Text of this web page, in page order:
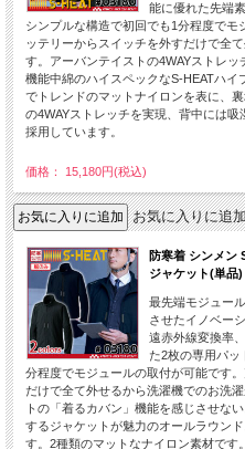
能に優れた先端
シンプルな構造で初回でも1分程度で
ッテリーからスイッチを外すだけで全
す。アーバンテイストの4WAYストレ
機能中綿のハイスペックなS-HEATハ
でトレンドのマットナイロンを表に、
の4WAYストレッチを実現、背中には
採用しています。
価格： 15,180円(税込)
お気に入りに追
防寒着 シンメン
ジャケット(単品)
最先端モジュー
させたイノベー
遠赤外線変換率
た2枚の専用パッ
分程度でモジュールの取付が可能です
だけで全て外せるから洗濯機でのお洗
トの「着るカバン」機能を感じさせな
するジャケットが魅力のオールラウン
す。2種類のマットなナイロン素材です